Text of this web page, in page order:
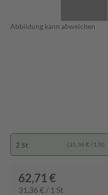
Abbildung kann abweichen
2 St (31,36 € / 1 St)
62,71 €
31,36 € / 1 St